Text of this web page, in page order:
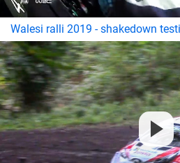
Walesi ralli 2019 - shakedown